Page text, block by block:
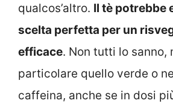
qualcos’altro. Il tè potrebbe
scelta perfetta per un
efficace. Non tutti lo sanno,
particolare quello verde o
caffeina, anche se in dosi